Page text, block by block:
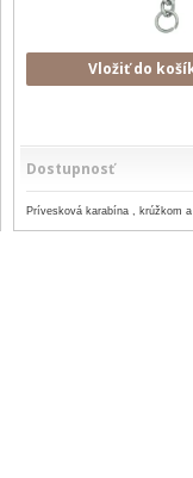
Vložiť do
Dostupnosť
Prívesková karabína , krúžkom